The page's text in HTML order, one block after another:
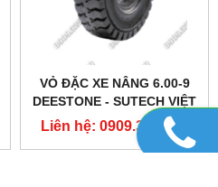
VỎ ĐẶC XE NÂNG 6.00-9
DEESTONE - SUTECH VIỆT
NAM
Liên hệ: 0909.325.459